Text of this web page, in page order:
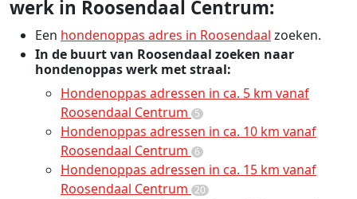
werk in Roosendaal Centrum:
Een hondenoppas adres in Roosendaal zoeken.
In de buurt van Roosendaal zoeken naar
hondenoppas werk met straal:
Hondenoppas adressen in ca. 5 km vanaf
Roosendaal Centrum 5
Hondenoppas adressen in ca. 10 km vanaf
Roosendaal Centrum 6
Hondenoppas adressen in ca. 15 km vanaf
Roosendaal Centrum 20